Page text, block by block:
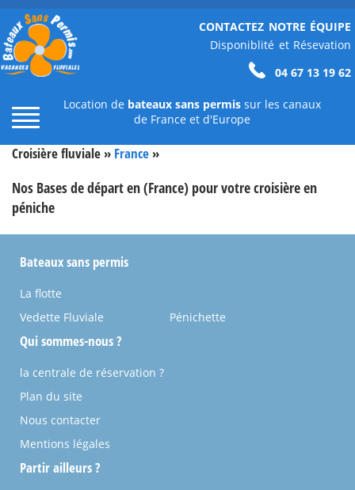
CONTACTEZ NOTRE ÉQUIPE
Disponiblité et Résevation
04 67 13 19 62
Location de bateaux sans permis sur les canaux
de France et d'Europe
Croisière fluviale » France »
Nos Bases de départ en (France) pour votre croisière en
péniche
Bateaux sans permis
La flotte
Vedette Fluviale
Pénichette
Qui sommes-nous ?
la centrale de réservation ?
Plan du site
Nous contacter
Mentions légales
Partir ailleurs ?